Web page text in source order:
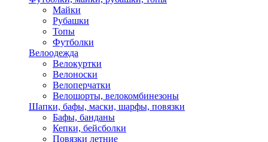
Майки
Рубашки
Топы
Футболки
Велоодежда
Велокуртки
Велоноски
Велоперчатки
Велошорты, велокомбинезоны
Шапки, бафы, маски, шарфы, повязки
Бафы, банданы
Кепки, бейсболки
Повязки летние